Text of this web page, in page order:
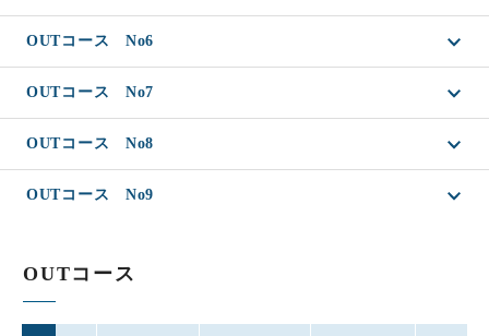
OUTコース No6
OUTコース No7
OUTコース No8
OUTコース No9
OUTコース